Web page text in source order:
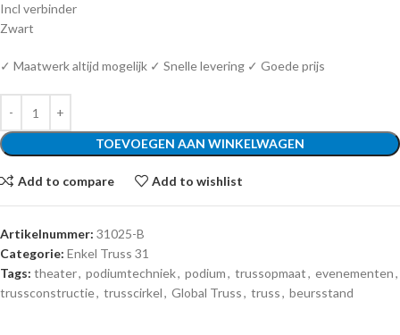
Incl verbinder
Zwart
✓ Maatwerk altijd mogelijk ✓ Snelle levering ✓ Goede prijs
TOEVOEGEN AAN WINKELWAGEN
Add to compare Add to wishlist
Artikelnummer: 31025-B
Categorie: Enkel Truss 31
Tags: theater, podiumtechniek, podium, trussopmaat, evenementen,
trussconstructie, trusscirkel, Global Truss, truss, beursstand